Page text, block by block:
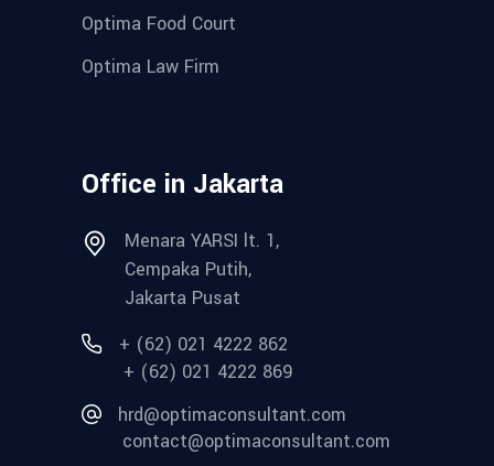
Optima Food Court
Optima Law Firm
Office in Jakarta
Menara YARSI lt. 1,
Cempaka Putih,
Jakarta Pusat
+ (62) 021 4222 862
+ (62) 021 4222 869
hrd@optimaconsultant.com
contact@optimaconsultant.com